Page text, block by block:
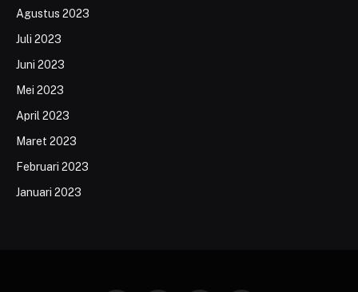
Agustus 2023
Juli 2023
Juni 2023
Mei 2023
April 2023
Maret 2023
Februari 2023
Januari 2023